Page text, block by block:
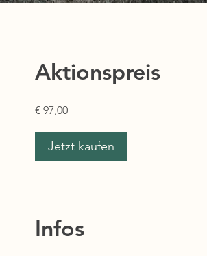
Aktionspreis
€ 97,00
Jetzt kaufen
Infos